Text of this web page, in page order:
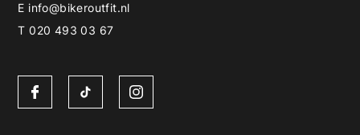
E info@bikeroutfit.nl
T 020 493 03 67